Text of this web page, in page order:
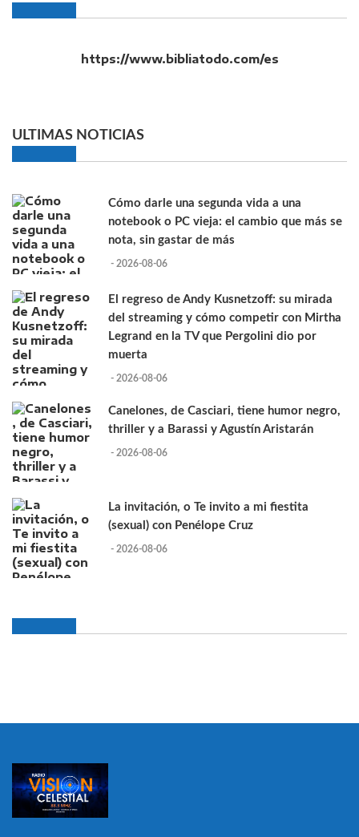
https://www.bibliatodo.com/es
ULTIMAS NOTICIAS
Cómo darle una segunda vida a una
notebook o PC vieja: el cambio que más se
nota, sin gastar de más
- 2026-08-06
El regreso de Andy Kusnetzoff: su mirada
del streaming y cómo competir con Mirtha
Legrand en la TV que Pergolini dio por
muerta
- 2026-08-06
Canelones, de Casciari, tiene humor negro,
thriller y a Barassi y Agustín Aristarán
- 2026-08-06
La invitación, o Te invito a mi fiestita
(sexual) con Penélope Cruz
- 2026-08-06